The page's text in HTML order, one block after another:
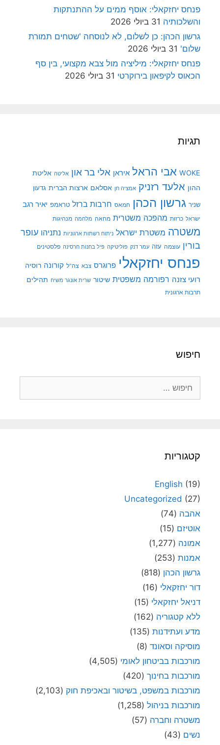
פנחס יחזקאלי: אוסף ממים על ההתנתקות
והשלכותיה 31 ביולי 2026
גרשון הכהן: כן לשלום, לא לנוסחה 'שטחים תמורת
שלום' 31 ביולי 2026
פנחס יחזקאלי: מיליציה מול צבא מקצועי, בין סף
הכאוס לקיפאון בירוקרטי 31 ביולי 2026
תגיות
WOKE אבי הראל איראן אלי בר און אליטה אליטת
ההון אלעד רזניק אמציה חן אסלאם ארצות הברית גדעון
שניר גרשון הכהן חמאס חרבות ברזל טראמפ יאיר רגב
ישראל כרזות מהפכה משטרית מחאה מלחמה מנהיגות
משטרה משטרת ישראל ניתוח רשתות ארגוניות נתניהו עופר
בורין עוצמה עזה עמר דנק פוליטיקה פיל בחנות חרסינה פלסטינים
פנחס יחזקאלי פרוגרס צבא צה"ל קורונה רוסיה
רועי צזנה רפורמה משפטית שיטור שרית אונגר משיח תהילים
תרבות ארגונית
חיפוש
קטגוריות
English (19)
Uncategorized (27)
אהבה (74)
אוטיזם (15)
אמונה (1,277)
אמנות (253)
גרשון הכהן (818)
דור יחזקאלי (16)
דניאל יחזקאלי (15)
ללא קטגוריה (162)
מדע ועתידנות (135)
מוסיקה וסאונד (8)
מורכבות בביטחון לאומי (4,505)
מורכבות בחינוך (420)
מורכבות במשפט, בשיטור ובאכיפת חוק (2,103)
מורכבות בניהול (1,258)
משטרה וחברה (57)
נשים (43)